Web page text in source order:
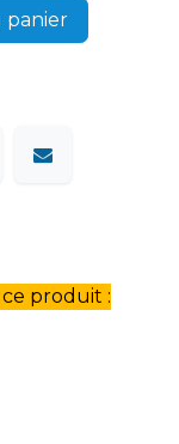
panier
produit :